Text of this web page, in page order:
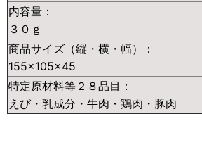
内容量：
３０ｇ
商品サイズ（縦・横・幅）：
155×105×45
特定原材料等２８品目：
えび・乳成分・牛肉・鶏肉・豚肉